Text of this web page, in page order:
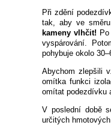
Při zdění
tak, aby ve
kameny vlhčit!
vyspárování.
pohybuje okolo
Abychom zlepšili
omítka funkci
omítat podezdívku
V poslední době
určitých